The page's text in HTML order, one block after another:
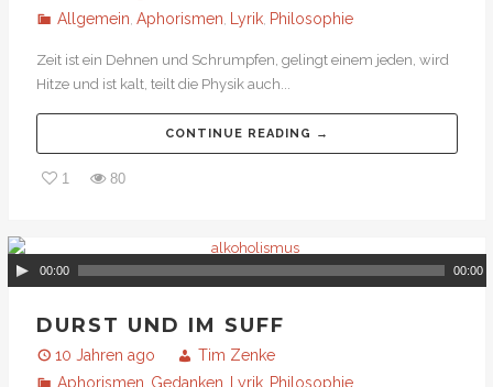
Allgemein Aphorismen Lyrik, Philosophie
Zeit ist ein Dehnen und Schrumpfen, gelingt einem jeden, wird
Hitze und ist kalt, teilt die Physik auch...
CONTINUE READING →
1 80
00:00 00:00
DURST UND IM SUFF
10 Jahren ago
Tim Zenke
Aphorismen Gedanken Lyrik, Philosophie